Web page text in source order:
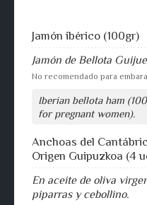
Jamón ibérico (100gr)
Jamón de Bellota
No recomendado para
Iberian bellota ham
for pregnant women).
Anchoas del
Origen Guipuzkoa (4
En aceite de oliva
piparras y cebollino.